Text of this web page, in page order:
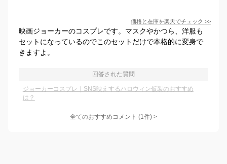
価格と在庫を楽天でチェック >>
映画ジョーカーのコスプレです。マスクやかつら、洋服も
セットになっているのでこのセットだけで本格的に変身で
きますよ。
回答された質問
ジョーカーコスプレ｜SNS映えするハロウィン仮装のおすすめ
は？
全てのおすすめコメント (1件) >